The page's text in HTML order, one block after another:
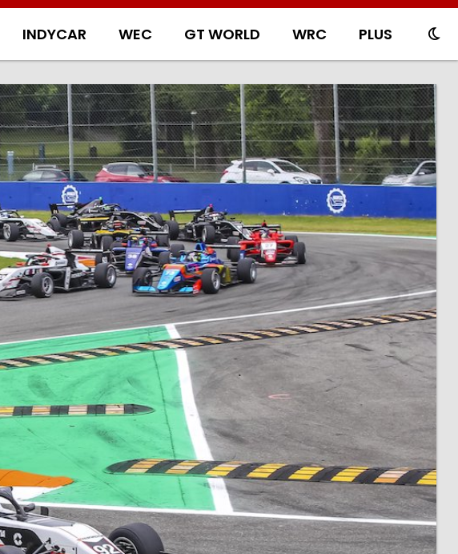
INDYCAR WEC GT WORLD WRC PLUS